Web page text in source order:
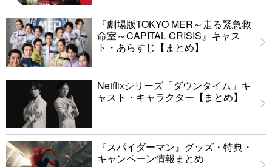
『劇場版TOKYO MER～走る緊急救
命室～CAPITAL CRISIS』キャス
ト・あらすじ【まとめ】
Netflixシリーズ「ダウンタイム」キ
ャスト・キャラクター【まとめ】
『スパイダーマン』グッズ・特典・
キャンペーン情報まとめ